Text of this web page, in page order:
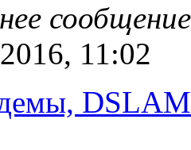
сообщение
11:02
DSLAM